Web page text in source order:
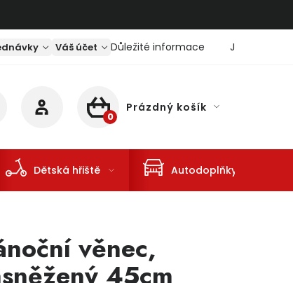
Váš účet Důležité informace Jaký je
NÁKUPNÍ KOŠÍK
Prázdný košík
Dětská hřiště Autodoplňky
věnec,